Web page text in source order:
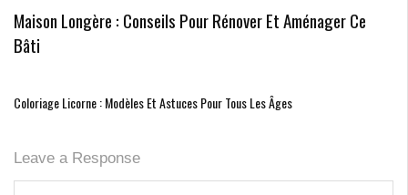
Maison Longère : Conseils Pour Rénover Et Aménager Ce
Bâti
Coloriage Licorne : Modèles Et Astuces Pour Tous Les Âges
Leave a Response